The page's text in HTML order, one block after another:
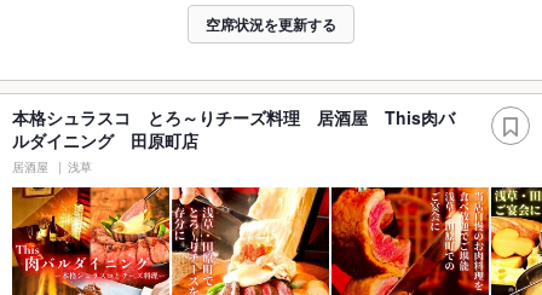
空席状況を更新する
本格シュラスコ とろ～りチーズ料理 居酒屋 This肉バ
ルダイニング 田原町店
居酒屋 浅草